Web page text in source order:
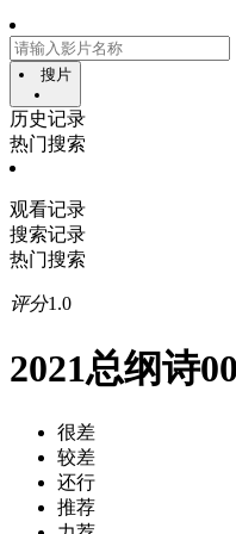
搜片
历史记录
热门搜索
观看记录
搜索记录
热门搜索
评分1.0
2021总纲诗
很差
较差
还行
推荐